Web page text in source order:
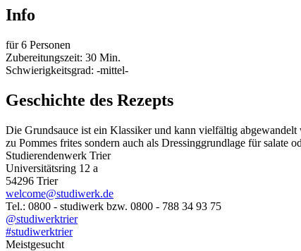
Info
für 6 Personen
Zubereitungszeit: 30 Min.
Schwierigkeitsgrad: -mittel-
Geschichte des Rezepts
Die Grundsauce ist ein Klassiker und kann vielfältig
zu Pommes frites sondern auch als Dressinggrundlage für salate
Studierendenwerk Trier
Universitätsring 12 a
54296 Trier
welcome@studiwerk.de
Tel.: 0800 - studiwerk bzw. 0800 - 788 34 93 75
@studiwerktrier
#studiwerktrier
Meistgesucht